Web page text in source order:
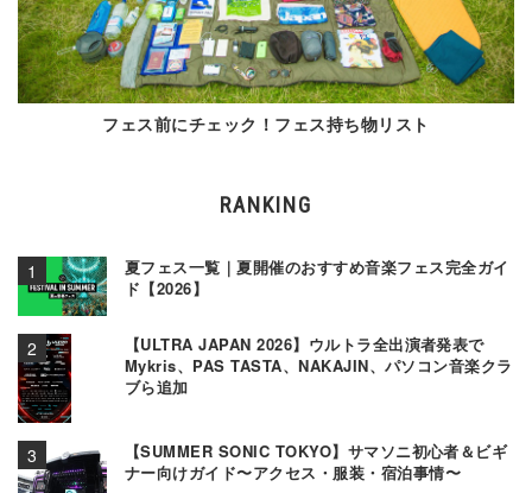
フェス前にチェック！フェス持ち物リスト
RANKING
夏フェス一覧｜夏開催のおすすめ音楽フェス完全ガイ
ド【2026】
【ULTRA JAPAN 2026】ウルトラ全出演者発表で
Mykris、PAS TASTA、NAKAJIN、パソコン音楽クラ
ブら追加
【SUMMER SONIC TOKYO】サマソニ初心者＆ビギ
ナー向けガイド〜アクセス・服装・宿泊事情〜